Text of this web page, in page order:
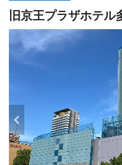
旧京王プラザホテ